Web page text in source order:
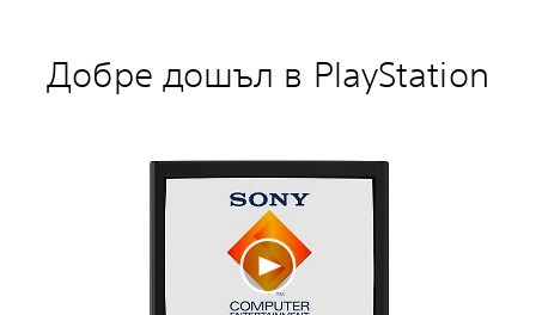
Добре дошъл в PlayStation